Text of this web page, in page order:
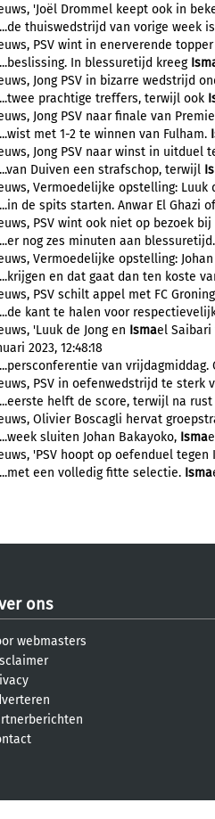
'Joël Drommel keept ook in
...de thuiswedstrijd van vorige week is
PSV wint in enerverende topper
...beslissing. In blessuretijd kreeg
Jong PSV in bizarre wedstrijd
...twee prachtige treffers, terwijl ook
Jong PSV naar finale van
...wist met 1-2 te winnen van Fulham.
Jong PSV naar winst in uitduel
...van Duiven een strafschop, terwijl
Vermoedelijke opstelling: Luuk
...in de spits starten. Anwar El Ghazi
PSV wint ook niet op bezoek bij
...er nog zes minuten aan blessuretijd.
Vermoedelijke opstelling:
...krijgen en dat gaat dan ten koste
PSV schilt appel met FC
...de kant te halen voor
'Luuk de Jong en Ismael Saibari
2023, 12:48:18
...persconferentie van vrijdagmiddag.
PSV in oefenwedstrijd te sterk
...eerste helft de score, terwijl na rust
Olivier Boscagli hervat
...week sluiten Johan Bakayoko, Isma
'PSV hoopt op oefenduel tegen
...met een volledig fitte selectie. Isma
ons
webmasters